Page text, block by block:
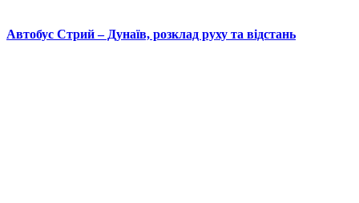
Автобус Стрий – Дунаїв, розклад руху та відстань